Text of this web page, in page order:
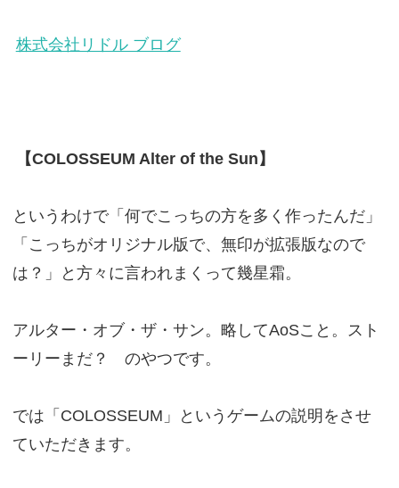
株式会社リドル ブログ
【COLOSSEUM Alter of the Sun】
というわけで「何でこっちの方を多く作ったんだ」
「こっちがオリジナル版で、無印が拡張版なので
は？」と方々に言われまくって幾星霜。
アルター・オブ・ザ・サン。略してAoSこと。スト
ーリーまだ？ のやつです。
では「COLOSSEUM」というゲームの説明をさせ
ていただきます。